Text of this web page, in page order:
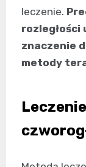
leczenie.
rozległości
znaczenie
metody